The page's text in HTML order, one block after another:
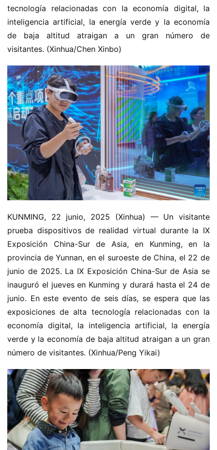
tecnología relacionadas con la economía digital, la
inteligencia artificial, la energía verde y la economía
de baja altitud atraigan a un gran número de
visitantes. (Xinhua/Chen Xinbo)
KUNMING, 22 junio, 2025 (Xinhua) — Un visitante
prueba dispositivos de realidad virtual durante la IX
Exposición China-Sur de Asia, en Kunming, en la
provincia de Yunnan, en el suroeste de China, el 22 de
junio de 2025. La IX Exposición China-Sur de Asia se
inauguró el jueves en Kunming y durará hasta el 24 de
junio. En este evento de seis días, se espera que las
exposiciones de alta tecnología relacionadas con la
economía digital, la inteligencia artificial, la energía
verde y la economía de baja altitud atraigan a un gran
número de visitantes. (Xinhua/Peng Yikai)